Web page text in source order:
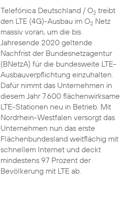
Telefónica Deutschland / O2treibt
den LTE (4G)-Ausbau im O2Netz
massiv voran, um die bis
Jahresende 2020 geltende
Nachfrist der Bundesnetzagentur
(BNetzA) für die bundesweite LTE-
Ausbauverpflichtung einzuhalten.
Dafür nimmt das Unternehmen in
diesem Jahr 7.600 flächenwirksame
LTE-Stationen neu in Betrieb. Mit
Nordrhein-Westfalen versorgt das
Unternehmen nun das erste
Flächenbundesland weitflächig mit
schnellem Internet und deckt
mindestens 97 Prozent der
Bevölkerung mit LTE ab.